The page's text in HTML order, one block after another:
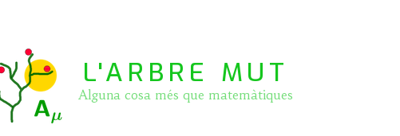
L'ARBRE MUT
Alguna cosa més que matemàtiques